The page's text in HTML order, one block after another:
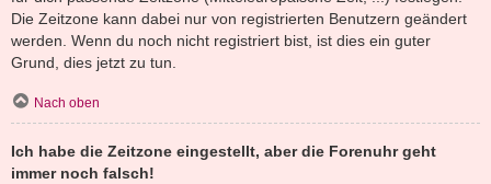
Die Zeitzone kann dabei nur von registrierten Benutzern geändert
werden. Wenn du noch nicht registriert bist, ist dies ein guter
Grund, dies jetzt zu tun.
Nach oben
Ich habe die Zeitzone eingestellt, aber die Forenuhr geht
immer noch falsch!